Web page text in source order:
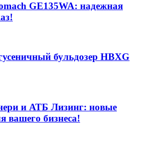
GE135WA: надежная
бульдозер HBXG
и АТБ Лизинг: новые
вашего бизнеса!